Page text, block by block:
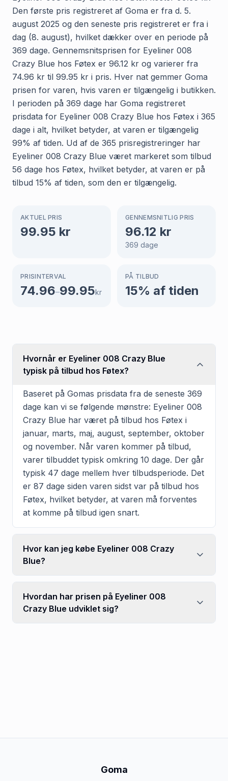
Den første pris registreret af Goma er fra d. 5.
august 2025 og den seneste pris registreret er fra i
dag (8. august), hvilket dækker over en periode på
369 dage. Gennemsnitsprisen for Eyeliner 008
Crazy Blue hos Føtex er 96.12 kr og varierer fra
74.96 kr til 99.95 kr i pris. Hver nat gemmer Goma
prisen for varen, hvis varen er tilgængelig i butikken.
I perioden på 369 dage har Goma registreret
prisdata for Eyeliner 008 Crazy Blue hos Føtex i 365
dage i alt, hvilket betyder, at varen er tilgængelig
99% af tiden. Ud af de 365 prisregistreringer har
Eyeliner 008 Crazy Blue været markeret som tilbud
56 dage hos Føtex, hvilket betyder, at varen er på
tilbud 15% af tiden, som den er tilgængelig.
AKTUEL PRIS
99.95 kr
GENNEMSNITLIG PRIS
96.12 kr
369 dage
PRISINTERVAL
74.96–99.95kr
PÅ TILBUD
15% af tiden
Hvornår er Eyeliner 008 Crazy Blue
typisk på tilbud hos Føtex?
Baseret på Gomas prisdata fra de seneste 369
dage kan vi se følgende mønstre: Eyeliner 008
Crazy Blue har været på tilbud hos Føtex i
januar, marts, maj, august, september, oktober
og november. Når varen kommer på tilbud,
varer tilbuddet typisk omkring 10 dage. Der går
typisk 47 dage mellem hver tilbudsperiode. Det
er 87 dage siden varen sidst var på tilbud hos
Føtex, hvilket betyder, at varen må forventes
at komme på tilbud igen snart.
Hvor kan jeg købe Eyeliner 008 Crazy
Blue?
Hvordan har prisen på Eyeliner 008
Crazy Blue udviklet sig?
Goma